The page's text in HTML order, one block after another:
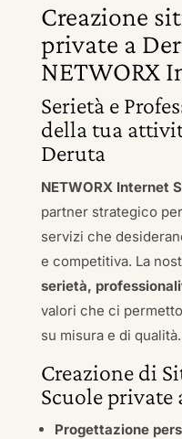
Creazione
private a
NETWORX
Serietà e
della tua
Deruta
NETWORX Internet
partner strategico
servizi che
e competitiva. La
serietà,
valori che ci
su misura e di qualità.
Creazione di
Scuole private
Progettazione